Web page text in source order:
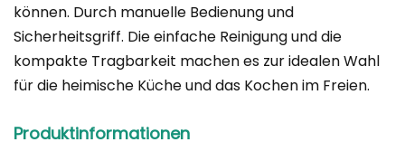
können. Durch manuelle Bedienung und
Sicherheitsgriff. Die einfache Reinigung und die
kompakte Tragbarkeit machen es zur idealen Wahl
für die heimische Küche und das Kochen im Freien.
Produktinformationen